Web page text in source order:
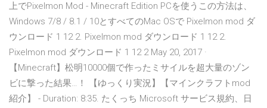
上でPixelmon Mod - Minecraft Edition PCを使うこの方法は、
Windows 7/8 / 8.1 / 10とすべてのMac OSで Pixelmon mod ダ
ウンロード 1 12 2. Pixelmon mod ダウンロード 1 12 2.
Pixelmon mod ダウンロード 1 12 2 May 20, 2017 ·
【Minecraft】松明10000個で作ったミサイルを超大量のゾン
ビに撃った結果…！ 【ゆっくり実況】【マインクラフトmod
紹介】 - Duration: 8:35. たくっち Microsoft サービス規約、日